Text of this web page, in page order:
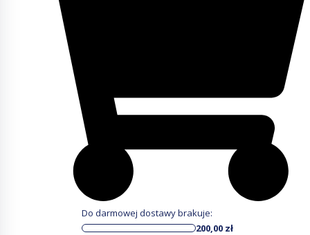
Do darmowej dostawy brakuje:
200,00 zł